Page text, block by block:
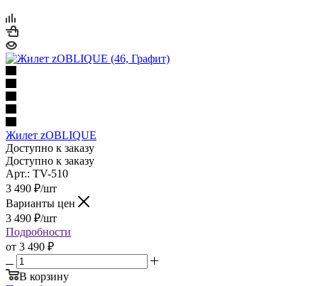
Жилет zOBLIQUE
Доступно к заказу
Доступно к заказу
Арт.: TV-510
3 490 ₽/шт
Варианты цен
3 490 ₽/шт
Подробности
от 3 490 ₽
В корзину